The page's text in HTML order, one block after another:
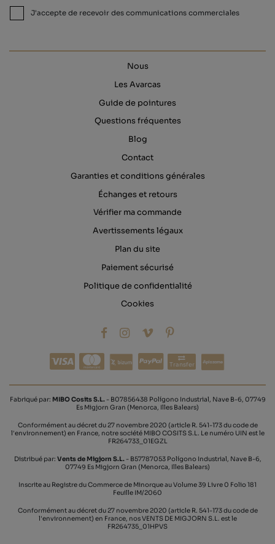
J'accepte de recevoir des communications commerciales
Nous
Les Avarcas
Guide de pointures
Questions fréquentes
Blog
Contact
Garanties et conditions générales
Échanges et retours
Vérifier ma commande
Avertissements légaux
Plan du site
Paiement sécurisé
Politique de confidentialité
Cookies
Transfer
Fabriqué par: MIBO Cosits S.L.- B07856438 Polígono Industrial, Nave B-6, 07749
Es Migjorn Gran (Menorca, Illes Balears)
Conformément au décret du 27 novembre 2020 (article R. 541-173 du code de
l'environnement) en France, notre société MIBO COSITS S.L. Le numéro UIN est le
FR264733_01EGZL
Distribué par: Vents de Migjorn S.L.- B57787053 Polígono Industrial, Nave B-6,
07749 Es Migjorn Gran (Menorca, Illes Balears)
Inscrite au Registre du Commerce de Minorque au Volume 39 Livre 0 Folio 181
Feuille IM/2060
Conformément au décret du 27 novembre 2020 (article R. 541-173 du code de
l'environnement) en France, nos VENTS DE MIGJORN S.L. est le
FR264735_01HPVS